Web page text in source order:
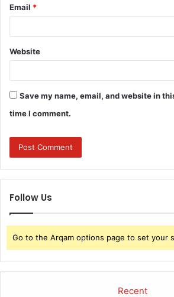
Email *
Website
Save my name, email, and website in
time I comment.
Follow Us
Go to the Arqam options page to set your
Recent